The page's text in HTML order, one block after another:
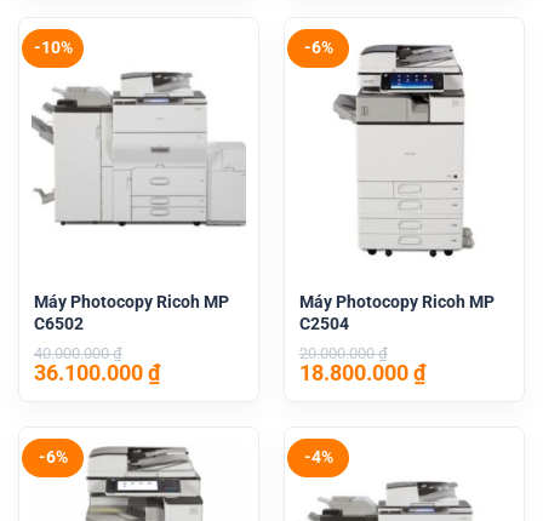
20.500.000 ₫.
19.500.000 ₫.
21.900.000 ₫.
20.900.000
-10%
Máy Photocopy Ricoh MP
C6502
40.000.000₫
Giá
40.000.000 ₫.
36.100.000₫Giá
hiện
36.100.000 ₫.
-6%
Máy Photocopy Ricoh MP
C2504
20.000.000₫
Giá
20.000.000 ₫.
18.800.000₫Giá
hiện
-6% -4%